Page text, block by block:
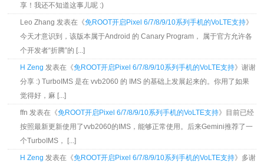
享！我还不知道这事儿呢 :)
Leo Zhang 发表在《免ROOT开启Pixel 6/7/8/9/10系列手机的VoLTE支持》
今天才意识到，该版本属于Android 的 Canary Program， 属于官方允许各
个开发者“折腾”的 [...]
H Zeng 发表在《免ROOT开启Pixel 6/7/8/9/10系列手机的VoLTE支持》谢谢
分享 :) TurboIMS 是在 vvb2060 的 IMS 的基础上发展起来的。你用了如果
觉得好，麻 [...]
ffn 发表在《免ROOT开启Pixel 6/7/8/9/10系列手机的VoLTE支持》目前已经
按照最新更新使用了vvb2060的IMS，能够正常使用。后来Gemini推荐了一
个TurboIMS， [...]
H Zeng 发表在《免ROOT开启Pixel 6/7/8/9/10系列手机的VoLTE支持》多谢